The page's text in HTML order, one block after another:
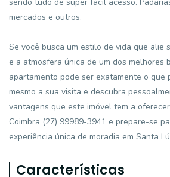
mercados e outros.
Se você busca um estilo de vida que alie
e a atmosfera única de um dos melhores
apartamento pode ser exatamente o que
mesmo a sua visita e descubra
vantagens que este imóvel tem a
Coimbra (27) 99989-3941 e prepare-se
experiência única de moradia em Santa
Características